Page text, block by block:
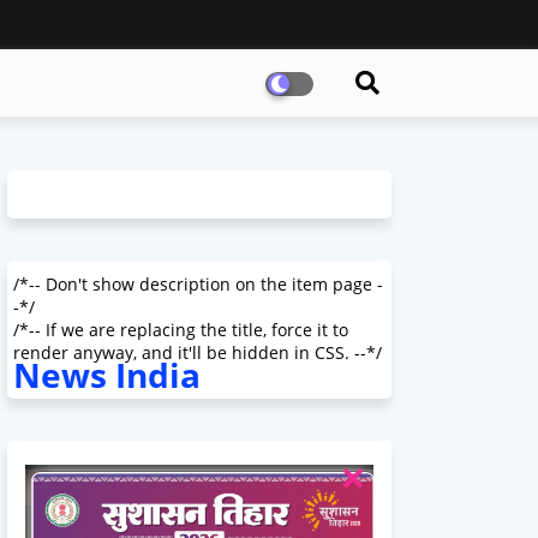
/*-- Don't show description on the item page -
-*/
/*-- If we are replacing the title, force it to
render anyway, and it'll be hidden in CSS. --*/
News India